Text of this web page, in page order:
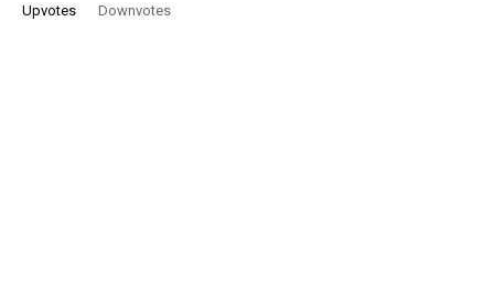
Upvotes Downvotes